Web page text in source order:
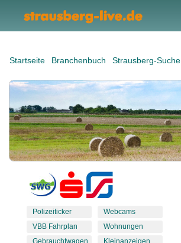
Startseite Branchenbuch Strausberg-Suche
Polizeiticker
VBB Fahrplan
Gebrauchtwagen
Webcams
Wohnungen
Kleinanzeigen